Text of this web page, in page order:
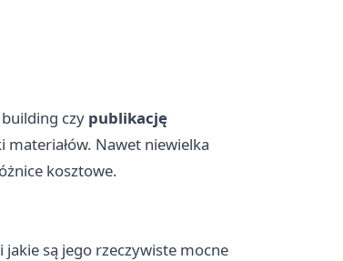
czy publikację
Nawet niewielka
kosztowe.
jakie są jego rzeczywiste mocne